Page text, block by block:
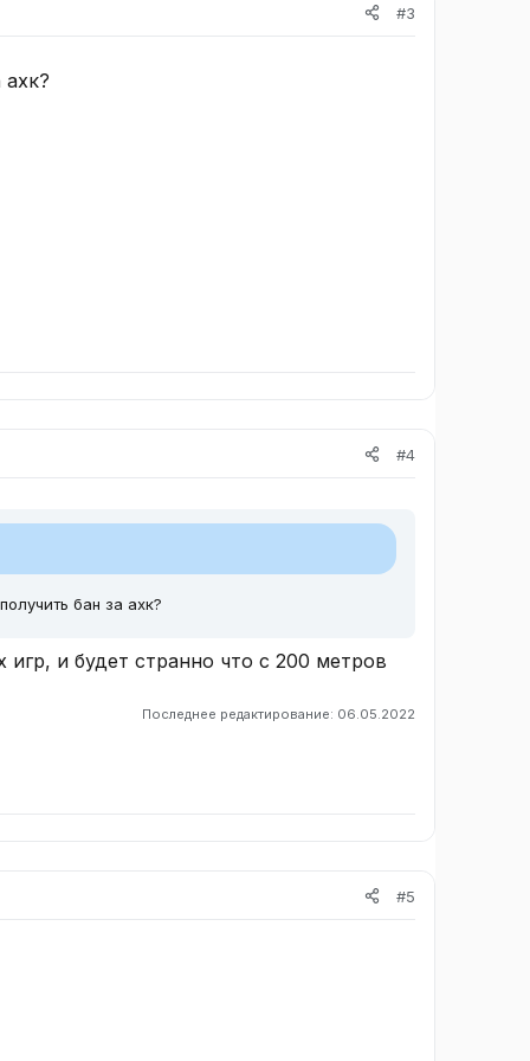
#3
#4
бан за ахк?
игр, и будет странно что с 200 метров
Последнее редактирование: 06.05.2022
#5